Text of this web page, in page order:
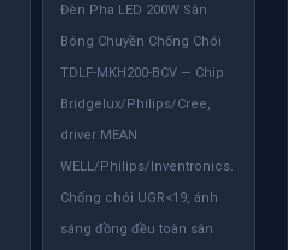
Đèn Pha LED 200W Sân
Bóng Chuyền Chống Chói
TDLF-MKH200-BCV — Chip
Bridgelux/Philips/Cree,
driver MEAN
WELL/Philips/Inventronics.
Chống chói UGR<19, ánh
sáng đồng đều toàn sân